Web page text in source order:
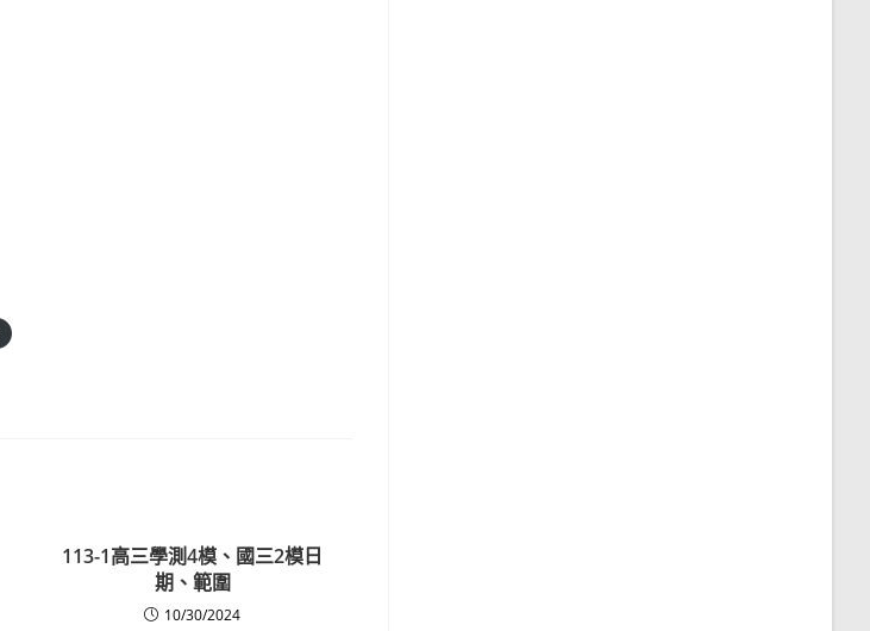
113-1高三學測4模、國三2模日
期、範圍
10/30/2024